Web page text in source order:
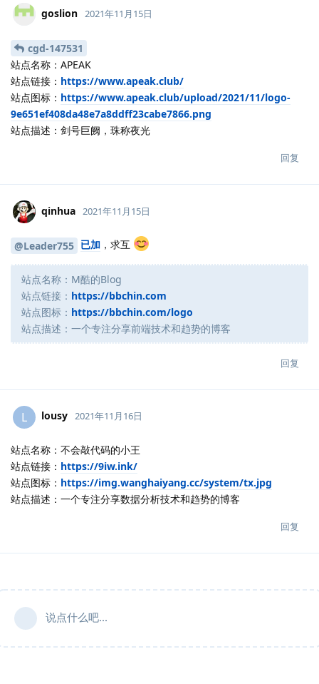
goslion 2021年11月15日
cgd-147531
站点名称：APEAK
站点链接： https://www.apeak.club/
站点图标： https://www.apeak.club/upload/2021/11/logo-
9e651ef408da48e7a8ddff23cabe7866.png
站点描述：剑号巨阙，珠称夜光
回复
qinhua 2021年11月15日
@Leader755 已加 ，求互
站点名称：M酷的Blog
站点链接： https://bbchin.com
站点图标： https://bbchin.com/logo
站点描述：一个专注分享前端技术和趋势的博客
回复
L lousy 2021年11月16日
站点名称：不会敲代码的小王
站点链接： https://9iw.ink/
站点图标： https://img.wanghaiyang.cc/system/tx.jpg
站点描述：一个专注分享数据分析技术和趋势的博客
回复
说点什么吧...